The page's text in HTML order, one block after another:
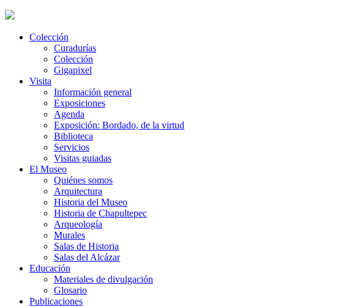
Colección
Curadurías
Colección
Gigapixel
Visita
Información general
Exposiciones
Agenda
Exposición: Bordado, de la virtud
Biblioteca
Servicios
Visitas guiadas
El Museo
Quiénes somos
Arquitectura
Historia del Museo
Historia de Chapultepec
Arqueología
Murales
Salas de Historia
Salas del Alcázar
Educación
Materiales de divulgación
Glosario
Publicaciones